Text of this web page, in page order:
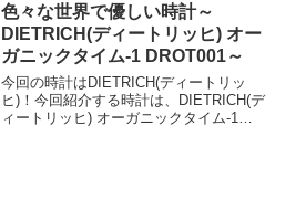
色々な世界で優しい時計～
DIETRICH(ディートリッヒ) オー
ガニックタイム-1 DROT001～
今回の時計はDIETRICH(ディートリッ
ヒ)！今回紹介する時計は、DIETRICH(デ
ィートリッヒ) オーガニックタイム-1